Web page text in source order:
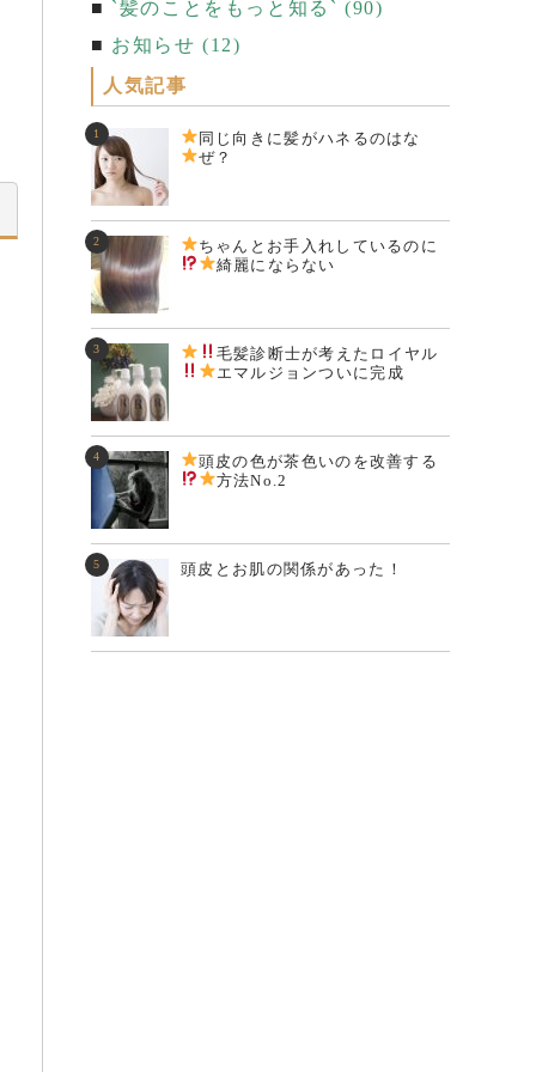
`髪のことをもっと知る` (90)
お知らせ (12)
人気記事
同じ向きに髪がハネるのはな
ぜ？
ちゃんとお手入れしているのに
綺麗にならない
毛髪診断士が考えた ロイヤル
エマルジョンついに完成
頭皮の色が茶色いのを改善する
方法No.2
頭皮とお肌の関係があった！